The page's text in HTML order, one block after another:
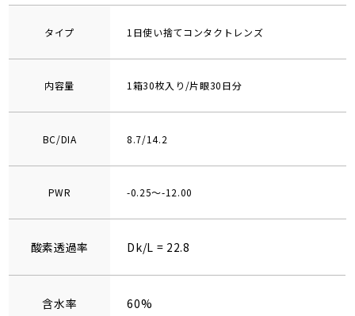
タイプ 1日使い捨てコンタクトレンズ
内容量 1箱30枚入り/片眼30日分
BC/DIA 8.7/14.2
PWR -0.25～-12.00
酸素透過率 Dk/L = 22.8
含水率 60%